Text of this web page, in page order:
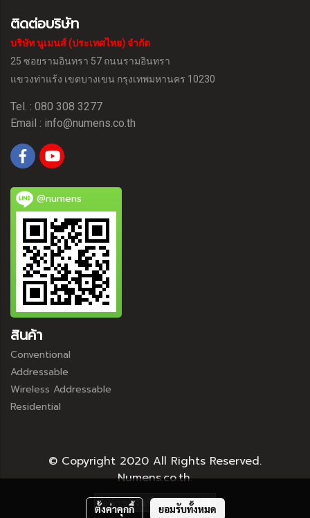
ติดต่อบริษัท
บริษัท นูเมนส์ (ประเทศไทย) จำกัด
25 ซอยรามอินทรา 57 ถนนรามอินทรา
แขวงท่าแร้ง เขตบางเขน กรุงเทพมหานคร 10230
Tel. : 080 308 3277
Email : info@numens.co.th
@numens
สินค้า
Conventional
Addressable
Wireless Addressable
Residential
© Copyright 2020 All Rights Reserved.
Numens.co.th.
ผู้เข้าชมวันนี้ 148
ตั้งค่าคุกกี้ ยอมรับทั้งหมด